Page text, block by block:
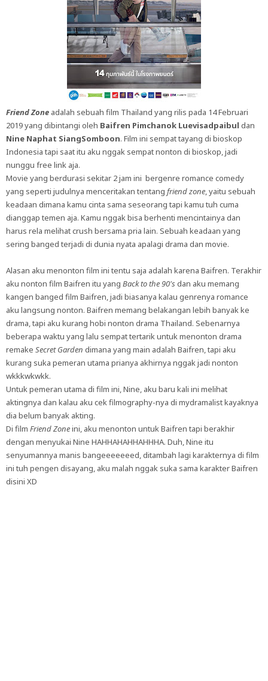
Friend Zone adalah sebuah film Thailand yang rilis pada 14 Februari
2019 yang dibintangi oleh Baifren Pimchanok Luevisadpaibul dan
Nine Naphat SiangSomboon. Film ini sempat tayang di bioskop
Indonesia tapi saat itu aku nggak sempat nonton di bioskop, jadi
nunggu free link aja.
Movie yang berdurasi sekitar 2 jam ini bergenre romance comedy
yang seperti judulnya menceritakan tentang friend zone, yaitu sebuah
keadaan dimana kamu cinta sama seseorang tapi kamu tuh cuma
dianggap temen aja. Kamu nggak bisa berhenti mencintainya dan
harus rela melihat crush bersama pria lain. Sebuah keadaan yang
sering banged terjadi di dunia nyata apalagi drama dan movie.
Alasan aku menonton film ini tentu saja adalah karena Baifren. Terakhir
aku nonton film Baifren itu yang Back to the 90'sdan aku memang
kangen banged film Baifren, jadi biasanya kalau genrenya romance
aku langsung nonton. Baifren memang belakangan lebih banyak ke
drama, tapi aku kurang hobi nonton drama Thailand. Sebenarnya
beberapa waktu yang lalu sempat tertarik untuk menonton drama
remake Secret Garden dimana yang main adalah Baifren, tapi aku
kurang suka pemeran utama prianya akhirnya nggak jadi nonton
wkkkwkwkk.
Untuk pemeran utama di film ini, Nine, aku baru kali ini melihat
aktingnya dan kalau aku cek filmography-nya di mydramalist kayaknya
dia belum banyak akting.
Di film Friend Zoneini, aku menonton untuk Baifren tapi berakhir
dengan menyukai Nine HAHHAHAHHAHHHA. Duh, Nine itu
senyumannya manis bangeeeeeeed, ditambah lagi karakternya di film
ini tuh pengen disayang, aku malah nggak suka sama karakter Baifren
disini XD